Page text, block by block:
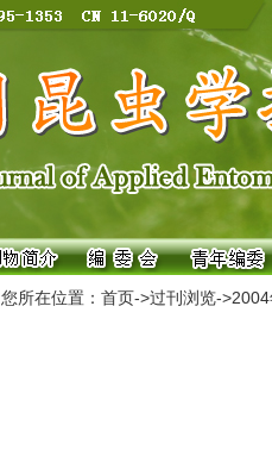
您所在位置： 首页->过刊浏览->